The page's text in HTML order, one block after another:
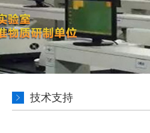
技术支持